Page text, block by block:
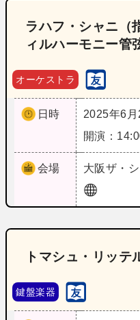
ラハフ・シャニ（
ィルハーモニー管
オーケストラ
日時
2025年6月
開演：
会場 大阪ザ・
トマシュ・リッ
鍵盤楽器